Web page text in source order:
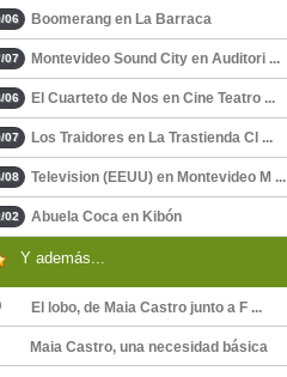
06 Boomerang en La Barraca
07 Montevideo Sound City en Auditori ...
06 El Cuarteto de Nos en Cine Teatro ...
07 Los Traidores en La Trastienda Cl ...
08 Television (EEUU) en Montevideo M ...
02 Abuela Coca en Kibón
Y además...
El lobo, de Maia Castro junto a F ...
Maia Castro, una necesidad básica